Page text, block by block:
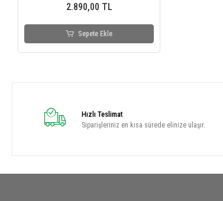
2.890,00 TL
Sepete Ekle
Hızlı Teslimat
Siparişleriniz en kısa sürede elinize ulaşır.